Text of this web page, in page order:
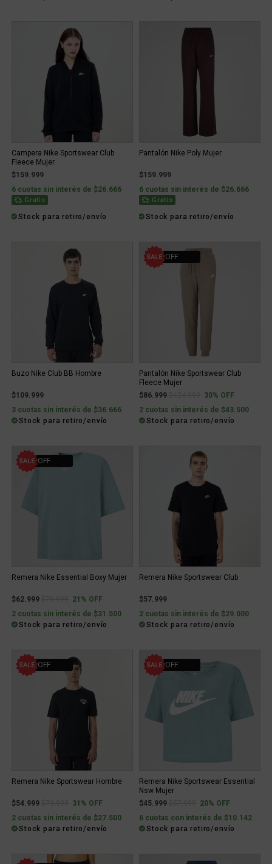
Campera Nike Sportswear Club
Fleece Mujer
$159.999
6 cuotas sin interés de $26.666
Gratis
Stock para retiro/envío
Pantalón Nike Poly Mujer
$159.999
6 cuotas sin interés de $26.666
Gratis
Stock para retiro/envío
Buzo Nike Club BB Hombre
$109.999
3 cuotas sin interés de $36.666
Stock para retiro/envío
30% OFF
Pantalón Nike Sportswear Club
Fleece Mujer
$86.999
Price reduced from
to30% OFF
2 cuotas sin interés de $43.500
Stock para retiro/envío
21% OFF
Remera Nike Essential Boxy Mujer
$62.999 Price reduced from
to21% OFF
2 cuotas sin interés de $31.500
Stock para retiro/envío
Remera Nike Sportswear Club
$57.999
2 cuotas sin interés de $29.000
Stock para retiro/envío
31% OFF
Remera Nike Sportswear Hombre
$54.999 Price reduced from
to31% OFF
2 cuotas sin interés de $27.500
Stock para retiro/envío
20% OFF
Remera Nike Sportswear Essential
Nsw Mujer
$45.999
Price reduced from
to20% OFF
6 cuotas con interés de $10.142
Stock para retiro/envío